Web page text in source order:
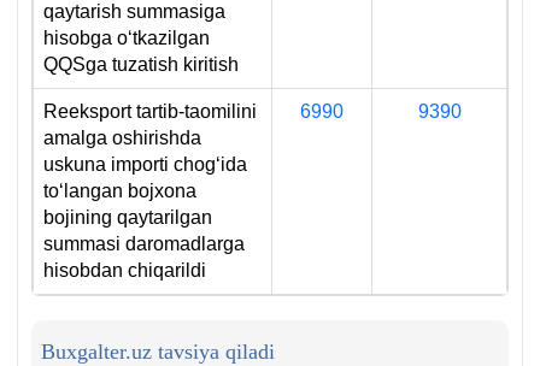
qaytarish summasiga
hisobga oʻtkazilgan
QQSga tuzatish kiritish
Reeksport tartib-taomilini
amalga oshirishda
uskuna importi chogʻida
toʻlangan bojхona
bojining qaytarilgan
summasi daromadlarga
hisobdan chiqarildi
6990 9390
Buxgalter.uz tavsiya qiladi